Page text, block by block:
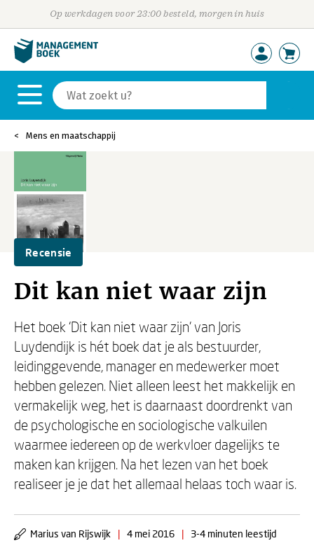
Op werkdagen voor 23:00 besteld, morgen in huis
Mens en maatschappij
Recensie
Dit kan niet waar zijn
Het boek ‘Dit kan niet waar zijn’ van Joris
Luydendijk is hét boek dat je als bestuurder,
leidinggevende, manager en medewerker moet
hebben gelezen. Niet alleen leest het makkelijk en
vermakelijk weg, het is daarnaast doordrenkt van
de psychologische en sociologische valkuilen
waarmee iedereen op de werkvloer dagelijks te
maken kan krijgen. Na het lezen van het boek
realiseer je je dat het allemaal helaas toch waar is.
Marius van Rijswijk | 4 mei 2016 | 3-4 minuten leestijd